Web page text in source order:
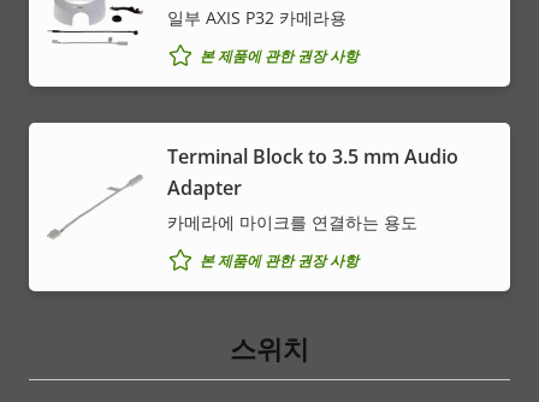
일부 AXIS P32 카메라용
본 제품에 관한 권장 사항
Terminal Block to 3.5 mm Audio
Adapter
카메라에 마이크를 연결하는 용도
본 제품에 관한 권장 사항
스위치